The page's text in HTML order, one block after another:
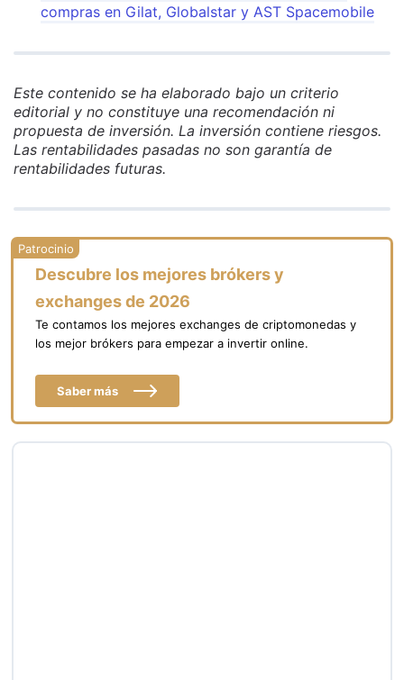
compras en Gilat, Globalstar y AST Spacemobile
Este contenido se ha elaborado bajo un criterio
editorial y no constituye una recomendación ni
propuesta de inversión. La inversión contiene riesgos.
Las rentabilidades pasadas no son garantía de
rentabilidades futuras.
Descubre los mejores brókers y
exchanges de 2026
Te contamos los mejores exchanges de criptomonedas y
los mejor brókers para empezar a invertir online.
Saber más